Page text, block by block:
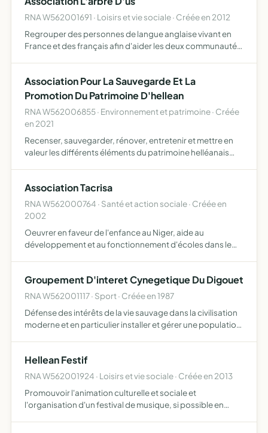
RNA W562001691 · Loisirs et vie sociale · Créée en 2012
Regrouper des personnes de langue anglaise vivant en
France et des français afin d'aider les deux communautés
Association Pour La Sauvegarde Et La
Promotion Du Patrimoine D'hellean
RNA W562006855 · Environnement et patrimoine · Créée
en 2021
Recenser, sauvegarder, rénover, entretenir et mettre en
valeur les différents éléments du patrimoine helléanais
Association Tacrisa
RNA W562000764 · Santé et action sociale · Créée en
2002
Oeuvrer en faveur de l'enfance au Niger, aide au
développement et au fonctionnement d'écoles dans le
Groupement D'interet Cynegetique Du Digouet
RNA W562001117 · Sport · Créée en 1987
Défense des intérêts de la vie sauvage dans la civilisation
moderne et en particulier installer et gérer une population
Hellean Festif
RNA W562001924 · Loisirs et vie sociale · Créée en 2013
Promouvoir l'animation culturelle et sociale et
l'organisation d'un festival de musique, si possible en